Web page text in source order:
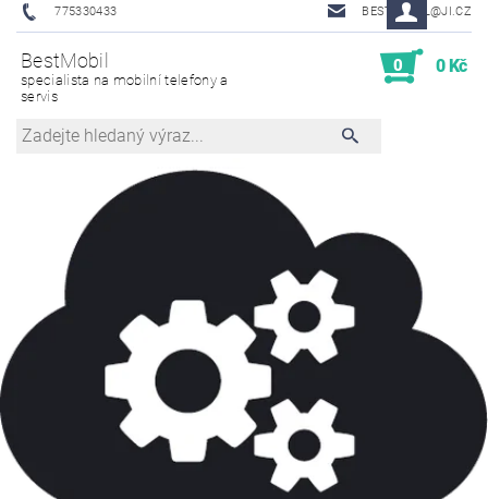
775330433 BESTMOBIL@JI.CZ
BestMobil
specialista na mobilní telefony a
servis
0 0 Kč